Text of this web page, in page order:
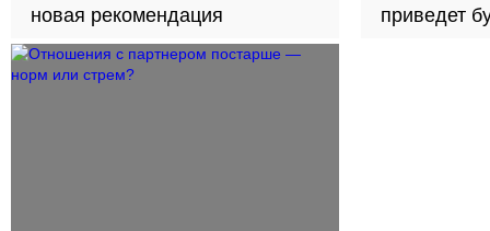
новая рекомендация
приведет